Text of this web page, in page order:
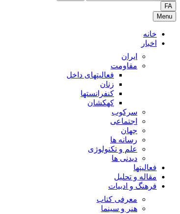
FA
Menu
خانه
اخبار
ایران
مقاومت
فعالیتهای داخل
زنان
کنفرانستها
کهکشان
سرکوب
اجتماعی
جهان
رسانه ها
علم و تکنولوژی
دیدنی ها
فعالیتها
مقاله و تحلیل
فرهنگ و ادبیات
معرفی کتاب
هنر و سینما